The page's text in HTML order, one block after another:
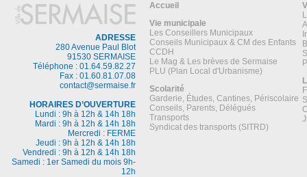
ADRESSE
280 Avenue Paul Blot
91530 SERMAISE
Téléphone : 01.64.59.82.27
Fax : 01.60.81.07.08
contact@sermaise.fr
HORAIRES D’OUVERTURE
Lundi : 9h à 12h & 14h 18h
Mardi : 9h à 12h & 14h 18h
Mercredi : FERME
Jeudi : 9h à 12h & 14h 18h
Vendredi : 9h à 12h & 14h 18h
Samedi : 1er Samedi du mois 9h-
12h
Accueil
Vie municipale
Les Conseillers Municipaux
Conseils Municipaux & CM des Enfants
CCDH
Le Mag & Les brèves de Sermaise
PLU (Plan Local d'Urbanisme)
Scolarité
Garderie, Études, Cantines, Périscolaire
Conseils, Parents, Délégués
Transports
Syndicat des transports (SITRD)